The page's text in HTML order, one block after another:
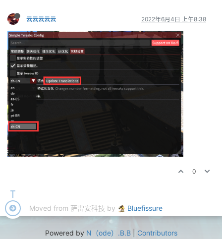
云云云云云 2022年6月4日 上午8:38
0
Moved from 萨雷安科技 by Bluefissure
Powered by N（ode）.B.B| Contributors